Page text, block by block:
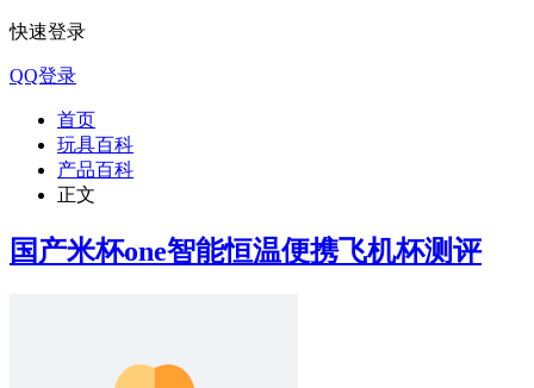
快速登录
QQ登录
首页
玩具百科
产品百科
正文
国产米杯one智能恒温便携飞机杯测评